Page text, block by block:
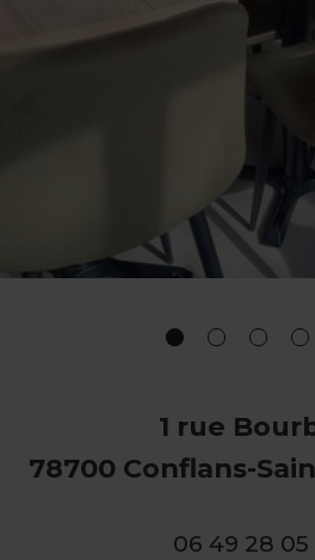
1 rue
78700 Conflans-
06 49 28 05